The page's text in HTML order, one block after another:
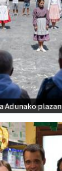
Adunako plazan